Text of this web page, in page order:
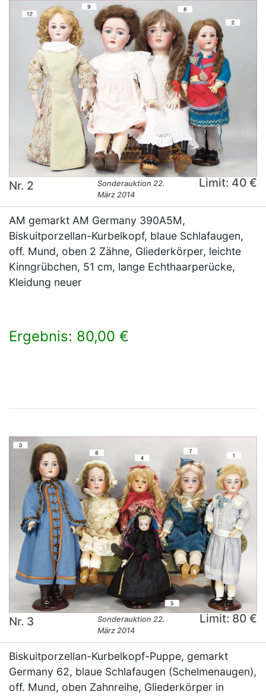
Nr. 2
Sonderauktion 22.
März 2014
Limit: 40 €
AM gemarkt AM Germany 390A5M,
Biskuitporzellan-Kurbelkopf, blaue Schlafaugen,
off. Mund, oben 2 Zähne, Gliederkörper, leichte
Kinngrübchen, 51 cm, lange Echthaarperücke,
Kleidung neuer
Ergebnis: 80,00 €
Nr. 3
Sonderauktion 22.
März 2014
Limit: 80 €
Biskuitporzellan-Kurbelkopf-Puppe, gemarkt
Germany 62, blaue Schlafaugen (Schelmenaugen),
off. Mund, oben Zahnreihe, Gliederkörper in